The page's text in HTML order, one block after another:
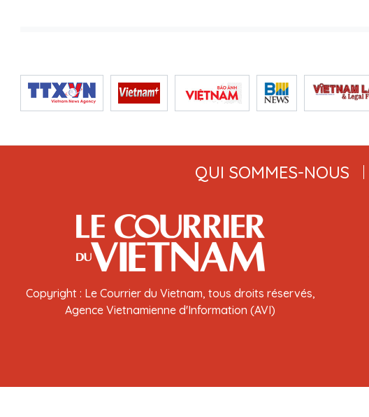
QUI SOMMES-NOUS
Copyright : Le Courrier du Vietnam, tous droits réservés,
Agence Vietnamienne d'Information (AVI)